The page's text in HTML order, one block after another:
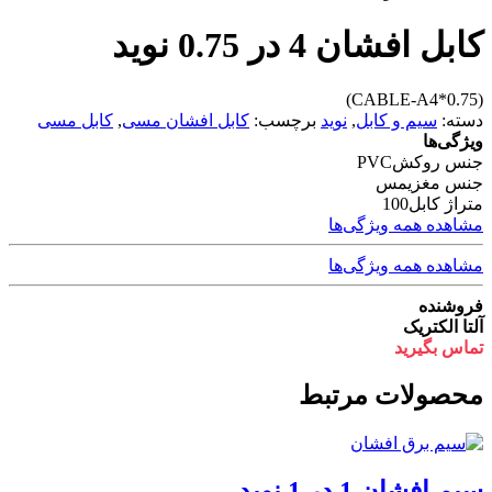
کابل افشان 4 در 0.75 نوید
(CABLE-A4*0.75)
دسته: سیم و کابل, نوید برچسب: کابل افشان مسی, کابل مسی
ویژگی‌ها
جنس روکشPVC
جنس مغزیمس
متراژ کابل100
مشاهده همه ویژگی‌ها
مشاهده همه ویژگی‌ها
فروشنده
آلتا الکتریک
تماس بگیرید
محصولات مرتبط